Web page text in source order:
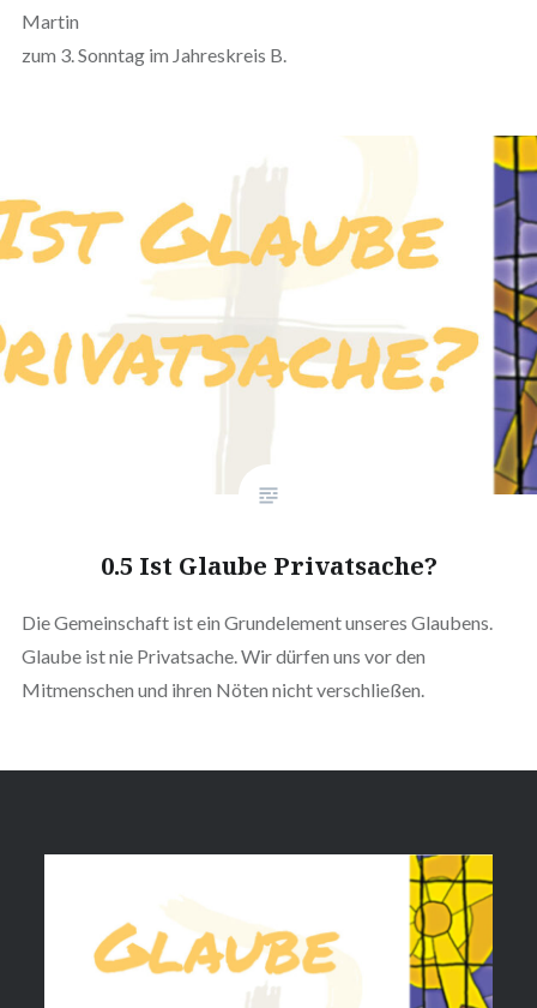
Martin
zum 3. Sonntag im Jahreskreis B.
0.5 Ist Glaube Privatsache?
Die Gemeinschaft ist ein Grundelement unseres Glaubens.
Glaube ist nie Privatsache. Wir dürfen uns vor den
Mitmenschen und ihren Nöten nicht verschließen.